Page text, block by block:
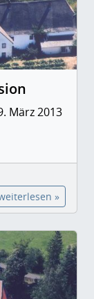
März 2013
»